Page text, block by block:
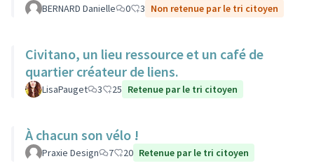
BERNARD Danielle 0 3 Non retenue par le tri citoyen
Civitano, un lieu ressource et un café de
quartier créateur de liens.
LisaPauget 3 25 Retenue par le tri citoyen
À chacun son vélo !
Praxie Design 7 20 Retenue par le tri citoyen